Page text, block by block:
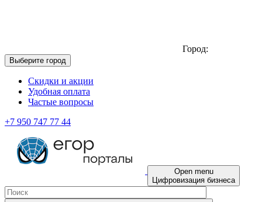
Город:
Выберите город
Скидки и акции
Удобная оплата
Частые вопросы
+7 950 747 77 44
Open menu
Цифровизация бизнеса